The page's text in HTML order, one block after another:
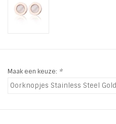
SALE
Maak een keuze: *